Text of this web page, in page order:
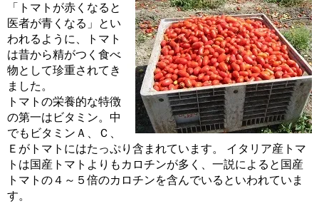
「トマトが赤くなると
医者が青くなる」とい
われるように、トマト
は昔から精がつく食べ
物として珍重されてき
ました。
トマトの栄養的な特徴
の第一はビタミン。中
でもビタミンＡ、Ｃ、
Ｅがトマトにはたっぷり含まれています。 イタリア産トマ
トは国産トマトよりもカロチンが多く、一説によると国産
トマトの４～５倍のカロチンを含んでいるといわれていま
す。